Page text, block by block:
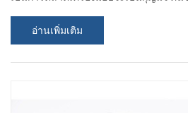
เติบโต. ที่ร้านและหน่วยช่วยเหลือ sectors
personalized และประสบการณ์แบบโต้ตอ
การติดตั้งของ ขั้นสูง POS บระบบกับเครื่อ
ต้องโฟกัสในช่วงของ ลูกค้า-เน้นไปยัหาเ
อ่านเพิ่มเติม